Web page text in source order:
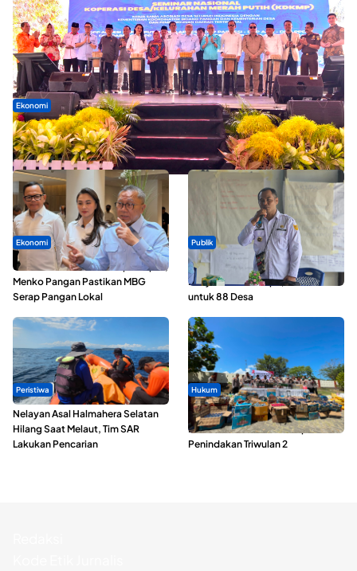
Ekonomi
Seminar di Ternate, Mendes Perkuat Sinergi Percepatan
Kopdes Merah Putih
Ekonomi
SPPG di Maluku Utara Dipercepat,
Menko Pangan Pastikan MBG
Serap Pangan Lokal
Publik
ABDESI Morotai Apresiasi
Penyaluran ADD Rp3,13 Miliar
untuk 88 Desa
Peristiwa
Nelayan Asal Halmahera Selatan
Hilang Saat Melaut, Tim SAR
Lakukan Pencarian
Hukum
Polda Maluku Utara Musnahkan
Ribuan Liter Miras Hasil Operasi
Penindakan Triwulan 2